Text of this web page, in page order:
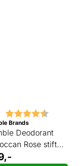
Karakter: 4.5 av 5
Brands
Deodorant
Rose stift